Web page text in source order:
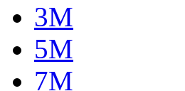
3M
5M
7M